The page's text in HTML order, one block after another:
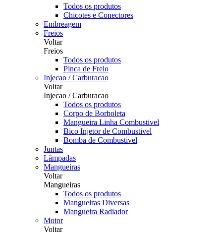
Todos os produtos
Chicotes e Conectores
Embreagem
Freios
Voltar
Freios
Todos os produtos
Pinca de Freio
Injecao / Carburacao
Voltar
Injecao / Carburacao
Todos os produtos
Corpo de Borboleta
Mangueira Linha Combustivel
Bico Injetor de Combustivel
Bomba de Combustivel
Juntas
Lâmpadas
Mangueiras
Voltar
Mangueiras
Todos os produtos
Mangueiras Diversas
Mangueira Radiador
Motor
Voltar